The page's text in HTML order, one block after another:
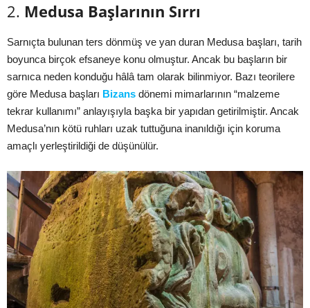
2. Medusa Başlarının Sırrı
Sarnıçta bulunan ters dönmüş ve yan duran Medusa başları, tarih
boyunca birçok efsaneye konu olmuştur. Ancak bu başların bir
sarnıca neden konduğu hâlâ tam olarak bilinmiyor. Bazı teorilere
göre Medusa başları Bizans dönemi mimarlarının “malzeme
tekrar kullanımı” anlayışıyla başka bir yapıdan getirilmiştir. Ancak
Medusa’nın kötü ruhları uzak tuttuğuna inanıldığı için koruma
amaçlı yerleştirildiği de düşünülür.